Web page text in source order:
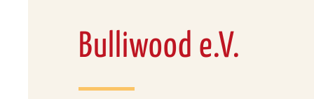
Bulliwood e.V.